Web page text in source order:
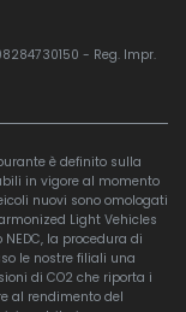
- Reg. Impr.
è definito sulla
in vigore al momento
nuovi sono omologati
Light Vehicles
la procedura di
le nostre filiali una
di CO2 che riporta i
al rendimento del